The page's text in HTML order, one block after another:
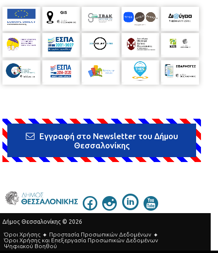
Εγγραφή στο Newsletter του Δήμου
Θεσσαλονίκης
Δήμος Θεσσαλονίκης © 2026
Όροι Χρήσης
Προστασία Προσωπικών Δεδομένων
Όροι Xρήσης και Eπεξεργασία Προσωπικών Δεδομένων
Ψηφιακού Βοηθού